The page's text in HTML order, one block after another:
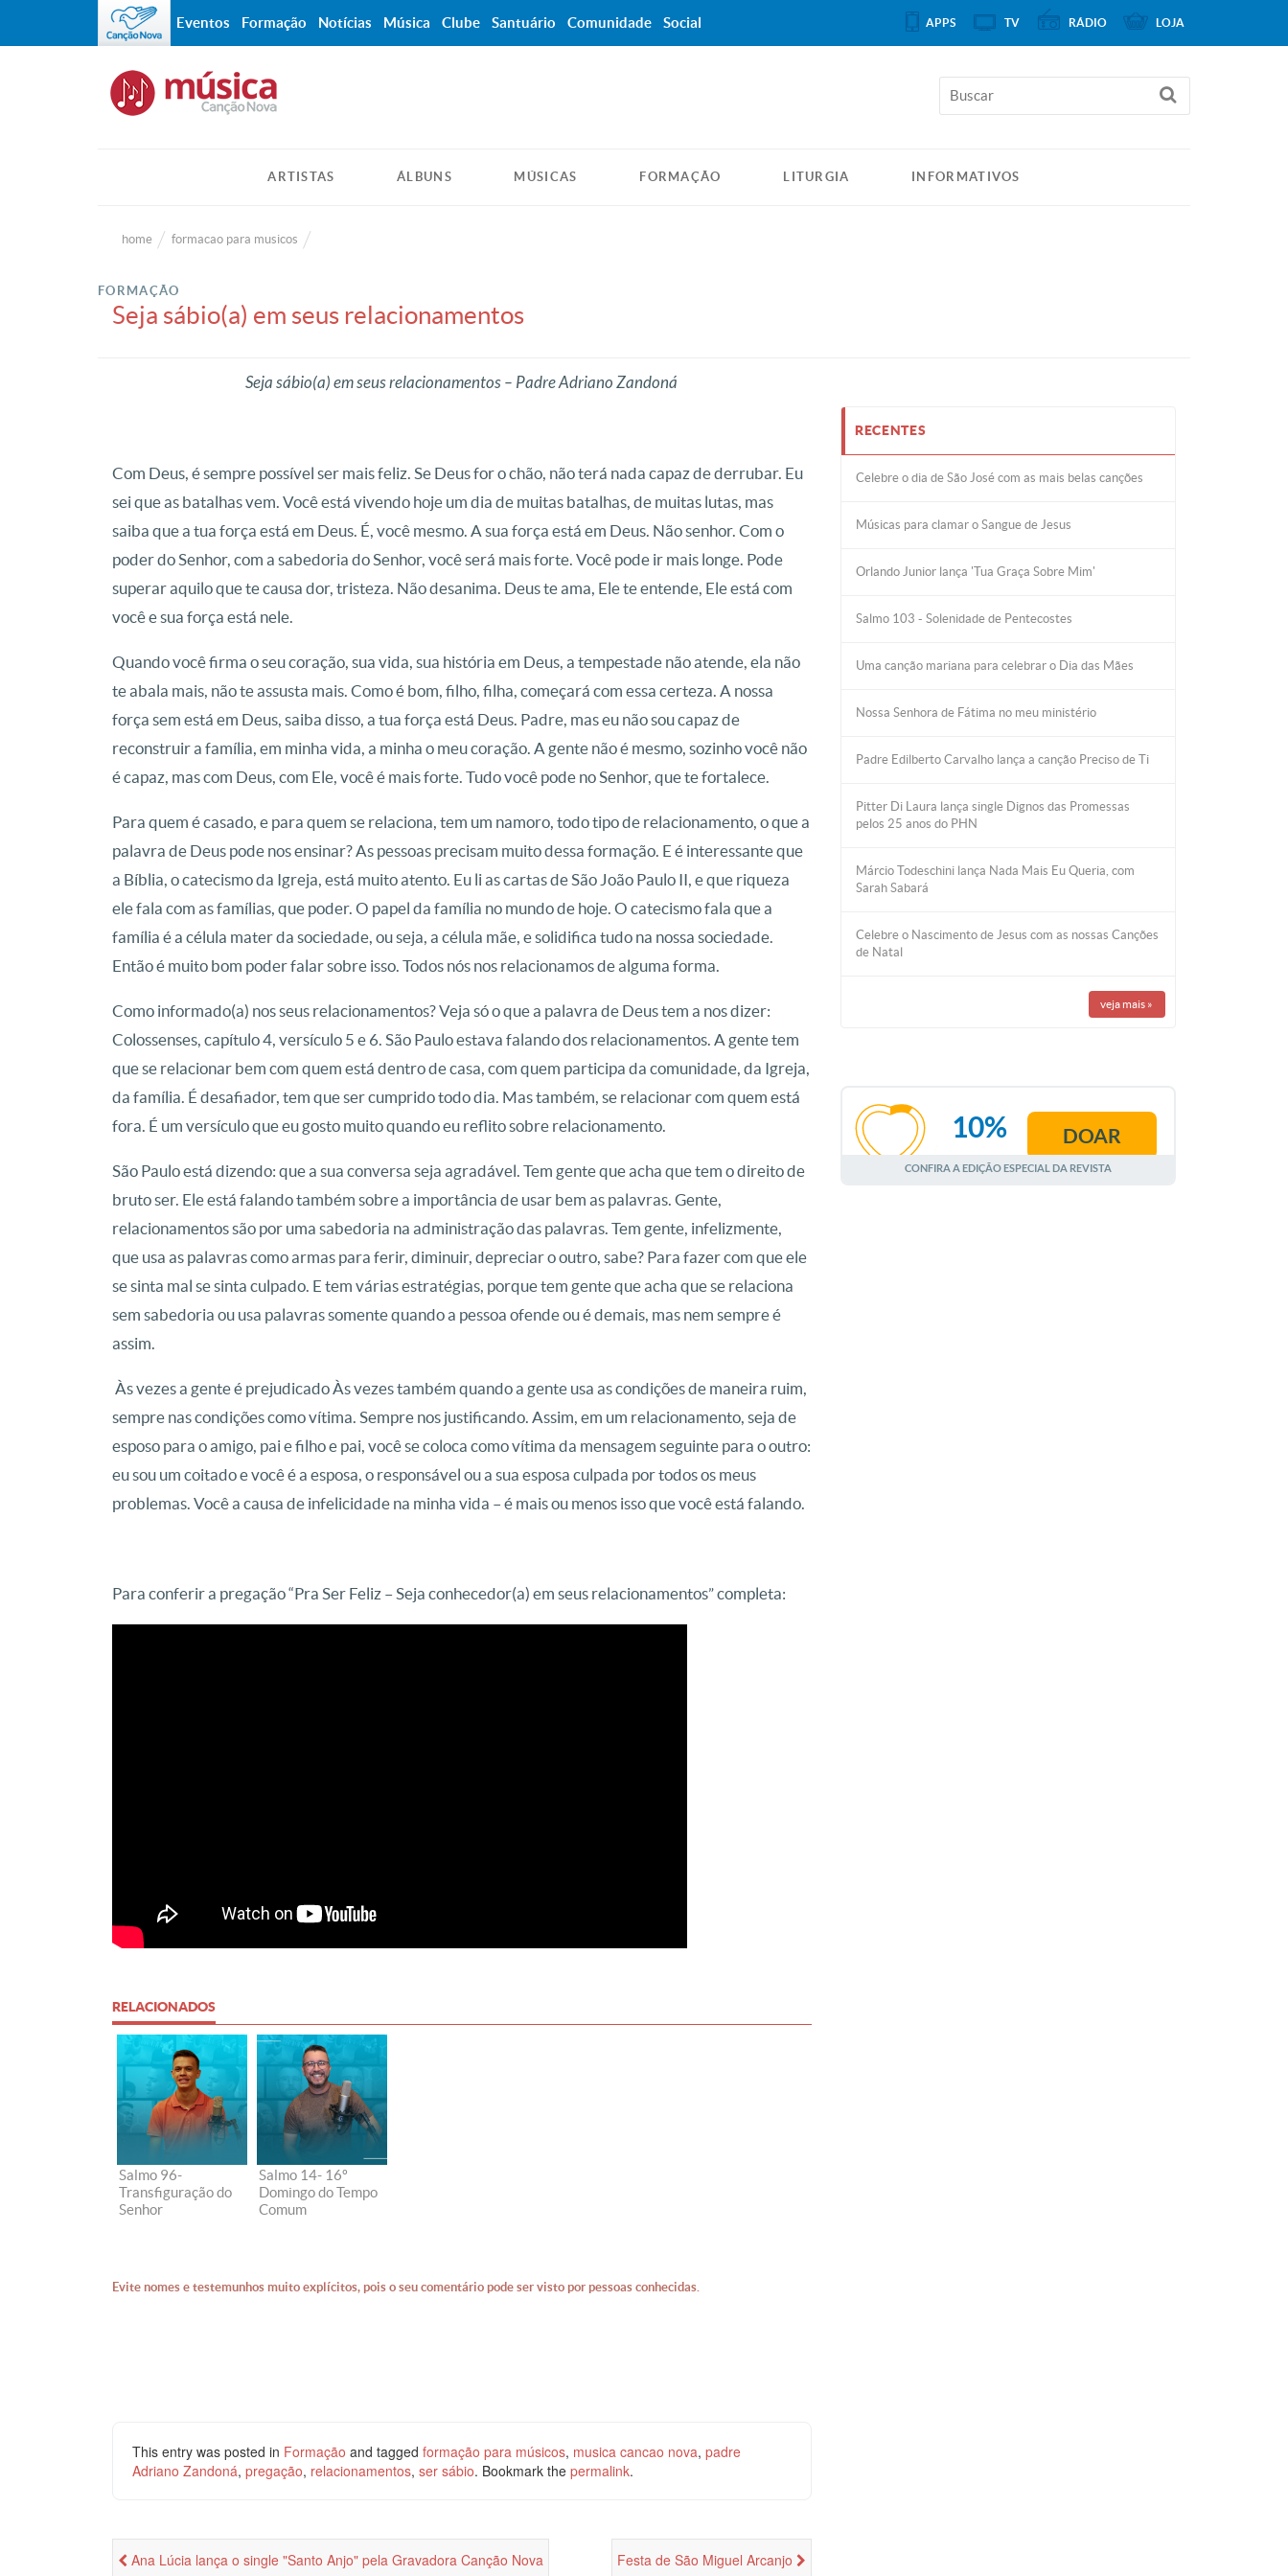
ARTISTAS ÁLBUNS MÚSICAS FORMAÇÃO LITURGIA INFORMATIVOS
home formacao para musicos
FORMAÇÃO
Seja sábio(a) em seus relacionamentos
Seja sábio(a) em seus relacionamentos – Padre Adriano Zandoná
Com Deus, é sempre possível ser mais feliz. Se Deus for o chão, não terá nada capaz de derrubar. Eu
sei que as batalhas vem. Você está vivendo hoje um dia de muitas batalhas, de muitas lutas, mas
saiba que a tua força está em Deus. É, você mesmo. A sua força está em Deus. Não senhor. Com o
poder do Senhor, com a sabedoria do Senhor, você será mais forte. Você pode ir mais longe. Pode
superar aquilo que te causa dor, tristeza. Não desanima. Deus te ama, Ele te entende, Ele está com
você e sua força está nele.
Quando você firma o seu coração, sua vida, sua história em Deus, a tempestade não atende, ela não
te abala mais, não te assusta mais. Como é bom, filho, filha, começará com essa certeza. A nossa
força sem está em Deus, saiba disso, a tua força está Deus. Padre, mas eu não sou capaz de
reconstruir a família, em minha vida, a minha o meu coração. A gente não é mesmo, sozinho você não
é capaz, mas com Deus, com Ele, você é mais forte. Tudo você pode no Senhor, que te fortalece.
Para quem é casado, e para quem se relaciona, tem um namoro, todo tipo de relacionamento, o que a
palavra de Deus pode nos ensinar?As pessoas precisam muito dessa formação. E é interessante que
a Bíblia, o catecismo da Igreja, está muito atento. Eu li as cartas de São João Paulo II, e que riqueza
ele fala com as famílias, que poder. O papel da família no mundo de hoje. O catecismo fala que a
família é a célula mater da sociedade, ou seja, a célula mãe, e solidifica tudo na nossa sociedade.
Então é muito bom poder falar sobre isso. Todos nós nos relacionamos de alguma forma.
Como informado(a) nos seus relacionamentos?Veja só o que a palavra de Deus tem a nos dizer:
Colossenses, capítulo 4, versículo 5 e 6. São Paulo estava falando dos relacionamentos. A gente tem
que se relacionar bem com quem está dentro de casa, com quem participa da comunidade, da Igreja,
da família. É desafiador, tem que ser cumprido todo dia. Mas também, se relacionar com quem está
fora. É um versículo que eu gosto muito quando eu reflito sobre relacionamento.
São Paulo está dizendo: que a sua conversa seja agradável. Tem gente que acha que tem o direito de
bruto ser. Ele está falando também sobre a importância de usar bem as palavras. Gente,
relacionamentos são por uma sabedoria na administração das palavras. Tem gente, infelizmente,
que usa as palavras como armas para ferir, diminuir, depreciar o outro, sabe? Para fazer com que ele
se sinta mal se sinta culpado. E tem várias estratégias, porque tem gente que acha que se relaciona
sem sabedoria ou usa palavras somente quando a pessoa ofende ou é demais, mas nem sempre é
assim.
Às vezes a gente é prejudicado Às vezes também quando a gente usa as condições de maneira ruim,
sempre nas condições como vítima. Sempre nos justificando. Assim, em um relacionamento, seja de
esposo para o amigo, pai e filho e pai, você se coloca como vítima da mensagem seguinte para o outro:
eu sou um coitado e você é a esposa, o responsável ou a sua esposa culpada por todos os meus
problemas. Você a causa de infelicidade na minha vida – é mais ou menos isso que você está falando.
Para conferir a pregação “Pra Ser Feliz – Seja conhecedor(a) em seus relacionamentos” completa:
RELACIONADOS
Salmo 96-
Transfiguração do
Senhor
Salmo 14- 16º
Domingo do Tempo
Comum
Evite nomes e testemunhos muito explícitos, pois o seu comentário pode ser visto por pessoas conhecidas.
This entry was posted in Formação and tagged formação para músicos, musica cancao nova, padre
Adriano Zandoná, pregação, relacionamentos, ser sábio. Bookmark the permalink.
Ana Lúcia lança o single "Santo Anjo" pela Gravadora Canção Nova Festa de São Miguel Arcanjo
RECENTES
Celebre o dia de São José com as mais belas canções
Músicas para clamar o Sangue de Jesus
Orlando Junior lança 'Tua Graça Sobre Mim'
Salmo 103 - Solenidade de Pentecostes
Uma canção mariana para celebrar o Dia das Mães
Nossa Senhora de Fátima no meu ministério
Padre Edilberto Carvalho lança a canção Preciso de Ti
Pitter Di Laura lança single Dignos das Promessas
pelos 25 anos do PHN
Márcio Todeschini lança Nada Mais Eu Queria, com
Sarah Sabará
Celebre o Nascimento de Jesus com as nossas Canções
de Natal
veja mais »
AGOSTO
10% DOAR
CONFIRA A EDIÇÃO ESPECIAL DA REVISTA
Eventos Formação Notícias Música Clube Santuário Comunidade Social APPS TV RÁDIO LOJA